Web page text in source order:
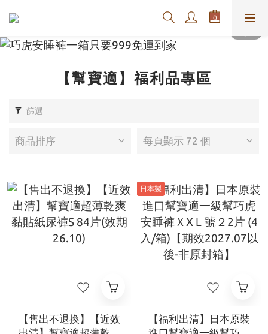
【幫寶適】福利品專區
篩選
商品排序 每頁顯示 72 個
【售出不退換】【近效
日本製
【福利出清】日本原裝